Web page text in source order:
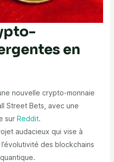
en
nouvelle crypto-monnaie
Street Bets, avec une
sur Reddit.
audacieux qui vise à
des blockchains